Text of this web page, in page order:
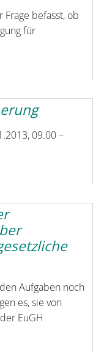
Frage befasst, ob
für
09.00 –
Aufgaben noch
es, sie von
EuGH